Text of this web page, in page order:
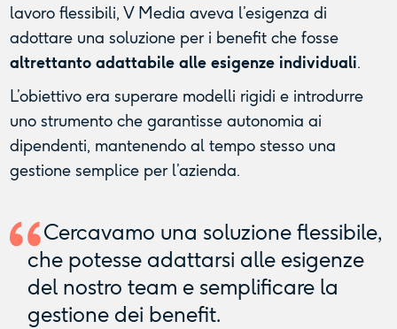
lavoro flessibili, V Media aveva l’esigenza di
adottare una soluzione per i benefit che fosse
altrettanto adattabile alle esigenze individuali.
L’obiettivo era superare modelli rigidi e introdurre
uno strumento che garantisse autonomia ai
dipendenti, mantenendo al tempo stesso una
gestione semplice per l’azienda.
Cercavamo una soluzione flessibile,
che potesse adattarsi alle esigenze
del nostro team e semplificare la
gestione dei benefit.